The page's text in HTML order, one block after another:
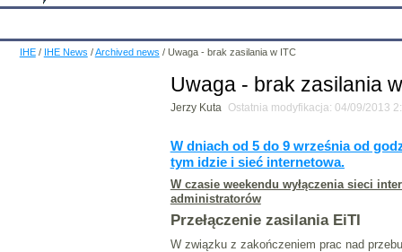
IHE / IHE News /Archived news / Uwaga - brak zasilania w ITC
Uwaga - brak zasilania
Jerzy Kuta Ostatnia modyfikacja: 04/09/2013
W dniach od 5 do 9 września od
tym idzie i sieć internetowa.
W czasie weekendu wyłączenia sieci
administratorów
Przełączenie zasilania EiTI
W związku z zakończeniem prac nad